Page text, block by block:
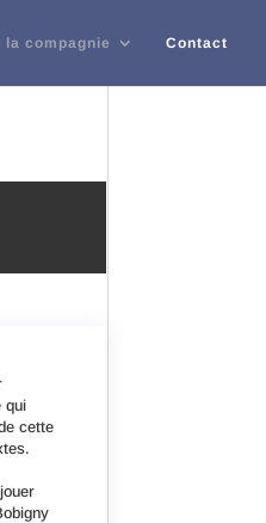
compagnie Contact
qui
cette